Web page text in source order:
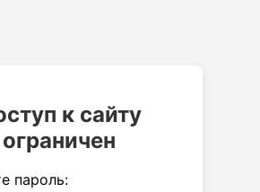
к сайту
ограничен
пароль: